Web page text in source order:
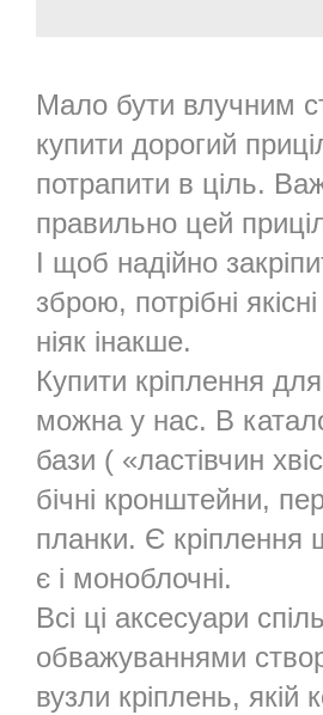
Мало бути влучним
купити дорогий
потрапити в ціль.
правильно цей
І щоб надійно
зброю, потрібні
ніяк інакше.
Купити кріплення для
можна у нас. В
бази ( «ластівчин
бічні кронштейни,
планки. Є кріплення
є і моноблочні.
Всі ці аксесуари
обважуваннями
вузли кріплень, якій